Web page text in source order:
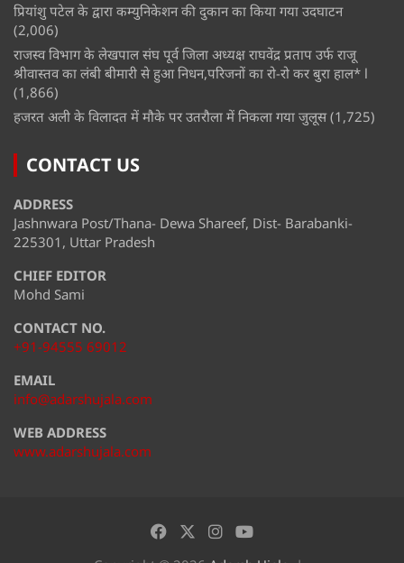
प्रियांशु पटेल के द्वारा कम्युनिकेशन की दुकान का किया गया उदघाटन
(2,006)
राजस्व विभाग के लेखपाल संघ पूर्व जिला अध्यक्ष राघवेंद्र प्रताप उर्फ राजू
श्रीवास्तव का लंबी बीमारी से हुआ निधन,परिजनों का रो-रो कर बुरा हाल* l
(1,866)
हजरत अली के विलादत में मौके पर उतरौला में निकला गया जुलूस (1,725)
CONTACT US
ADDRESS
Jashnwara Post/Thana- Dewa Shareef, Dist- Barabanki-
225301, Uttar Pradesh
CHIEF EDITOR
Mohd Sami
CONTACT NO.
+91-94555 69012
EMAIL
info@adarshujala.com
WEB ADDRESS
www.adarshujala.com